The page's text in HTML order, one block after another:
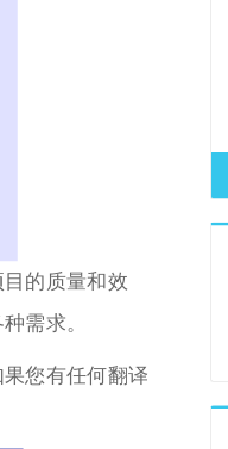
的质量和效
需求。
您有任何翻译